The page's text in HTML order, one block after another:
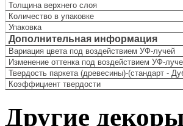
Толщина верхнего слоя
Количество в упаковке
Упаковка
Дополнительная информация
Вариация цвета под воздействием УФ-лучей
Изменение оттенка под воздействием УФ-
Твердость паркета (древесины)-(стандарт -
Коэффициент твердости
Другие